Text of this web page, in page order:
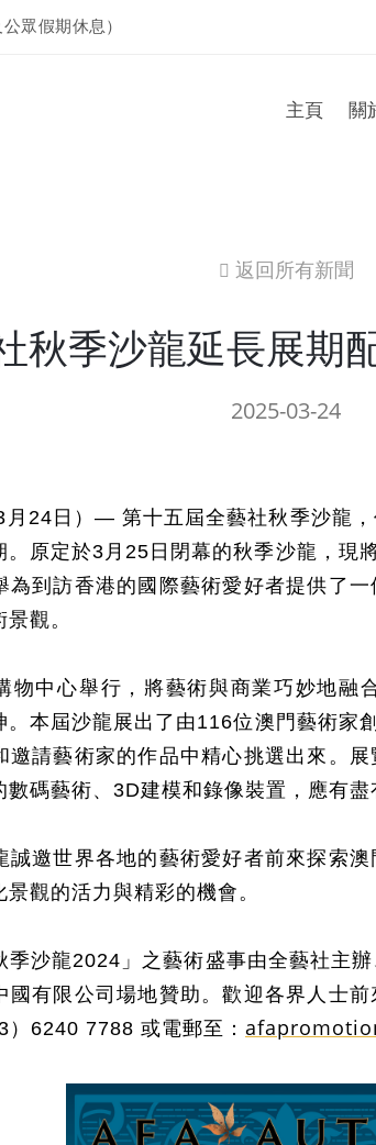
眾假期休息）
主頁 關
icon
返回所有新聞
秋季沙龍延長展期
2025-03-24
月 24 日） — 第十五屆全藝社秋季沙龍
。原定於3 月25 日閉幕的秋季沙龍，現
為到訪香港的國際藝術愛好者提供了
景觀。
物中心舉行，將藝術與商業巧妙地融
。本屆沙龍展出了由116位澳門 藝術家
邀請藝術家的作品中精心挑選出來。
碼藝術、 3D建模和錄像裝置，應有盡
誠邀世界各地的藝術愛好者前來探索
觀的活力與精彩的機會。
季沙龍2024 」之藝術盛事由全藝社主
國有限公司場地贊助。歡迎各界人士
） 6240 7788 或電郵至：